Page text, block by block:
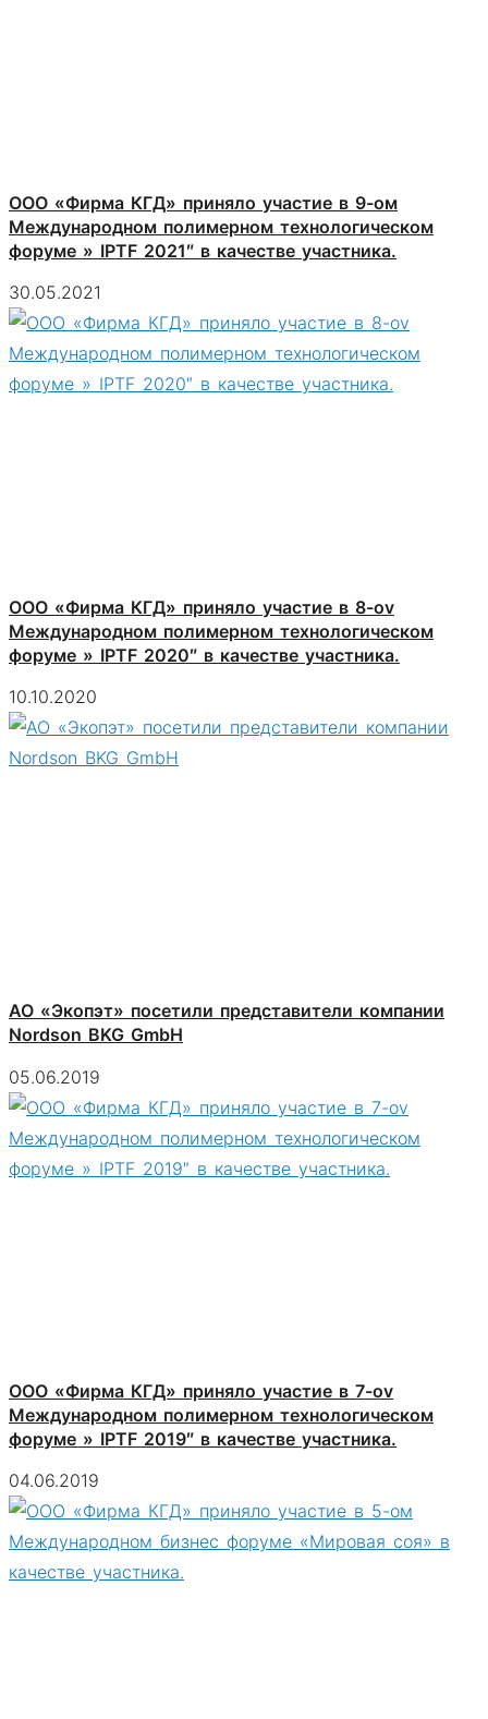
ООО «Фирма КГД» приняло участие в 9-ом
Международном полимерном технологическом
форуме » IPTF 2021″ в качестве участника.
30.05.2021
ООО «Фирма КГД» приняло участие в 8-оv
Международном полимерном технологическом
форуме » IPTF 2020″ в качестве участника.
10.10.2020
АО «Экопэт» посетили представители компании
Nordson BKG GmbH
05.06.2019
ООО «Фирма КГД» приняло участие в 7-оv
Международном полимерном технологическом
форуме » IPTF 2019″ в качестве участника.
04.06.2019